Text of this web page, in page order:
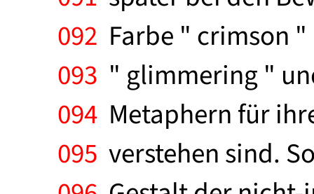
092 Farbe " crimson
093 " glimmering "
094 Metaphern für
095 verstehen sind.